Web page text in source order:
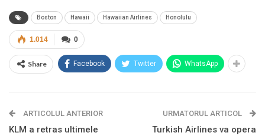
Boston Hawaii Hawaiian Airlines Honolulu
0
1.014
Share Facebook Twitter WhatsApp
ARTICOLUL ANTERIOR
KLM a retras ultimele
URMATORUL ARTICOL
Turkish Airlines va opera